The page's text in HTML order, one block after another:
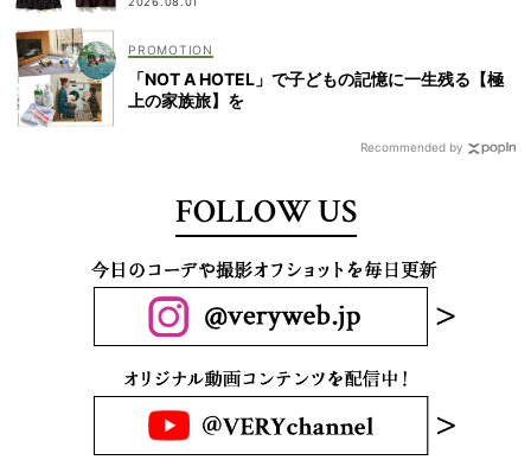
「NOT A HOTEL」で子どもの記憶に一生残る【極
上の家族旅】を
Recommended by
FOLLOW US